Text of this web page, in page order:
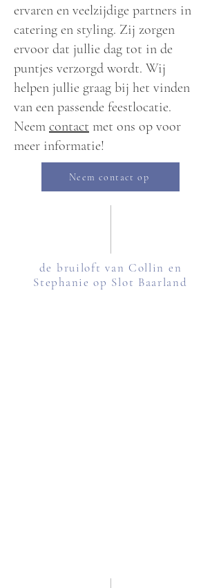
ervaren en veelzijdige partners in
catering en styling. Zij zorgen
ervoor dat jullie dag tot in de
puntjes verzorgd wordt. Wij
helpen jullie graag bij het vinden
van een passende feestlocatie.
Neem contact met ons op voor
meer informatie!
Neem contact op
de bruiloft van Collin en
Stephanie op Slot Baarland